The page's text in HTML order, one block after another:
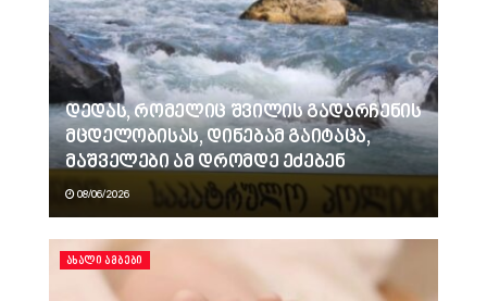
დედას, რომელიც შვილის გადარჩენის
მცდელობისას, დინებამ გაიტაცა,
მაშველები ამ დრომდე ეძებენ
08/06/2026
ᲐᲮᲐᲚᲘ ᲐᲛᲑᲔᲑᲘ